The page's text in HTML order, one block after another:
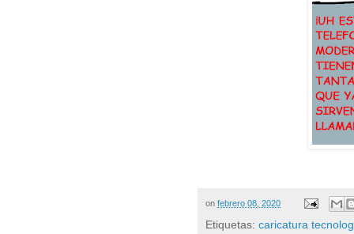
on febrero 08, 2020
Etiquetas: caricatura